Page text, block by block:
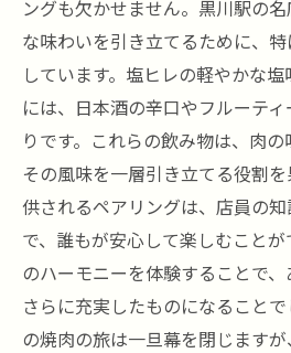
ングも欠かせません。黒川駅の
な味わいを引き立てるために、
しています。塩ヒレの軽やかな
には、日本酒の辛口やフルーテ
りです。これらの飲み物は、肉の
その風味を一層引き立てる役割
供されるペアリングは、店員の
で、誰もが安心して楽しむこと
のハーモニーを体験することで
さらに充実したものになること
の焼肉の旅は一旦幕を閉じます